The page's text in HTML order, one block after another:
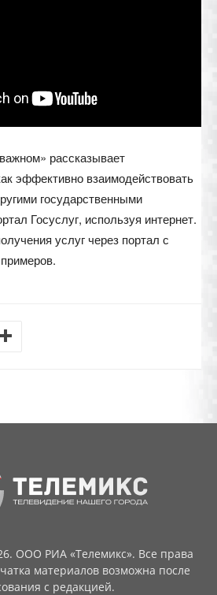
рассказывает
эффективно взаимодействовать
государственными
Госуслуг, используя интернет.
услуг через портал с
ООО РИА «Телемикс». Все права
материалов возможна после
с редакцией.